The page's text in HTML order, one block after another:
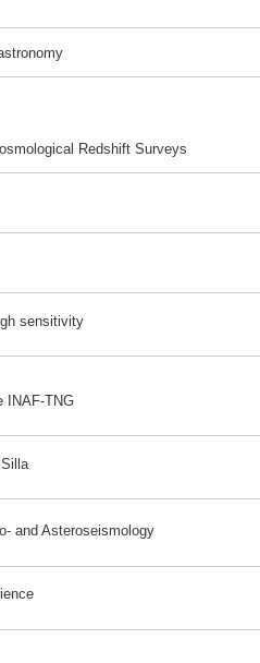
Redshift Surveys
sensitivity
INAF-TNG
and Asteroseismology